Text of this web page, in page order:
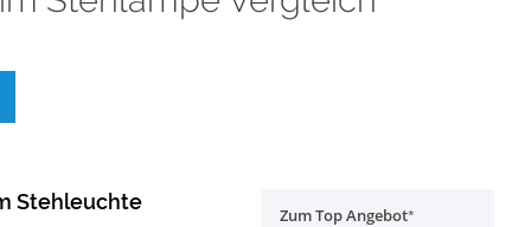
Zum Top Angebot
Stehleuchte